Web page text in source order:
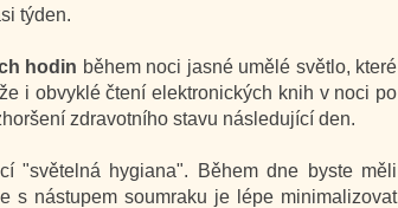
týden.
hodin během noci jasné umělé světlo, které
i obvyklé čtení elektronických knih v noci po
zdravotního stavu následující den.
"světelná hygiana". Během dne byste měli
s nástupem soumraku je lépe minimalizovat